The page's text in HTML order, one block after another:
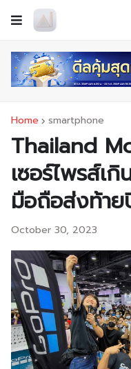
Home smartphone
Thailand
เซอร์ไพรส์เ
มือถือส่งท้า
October 30, 2023